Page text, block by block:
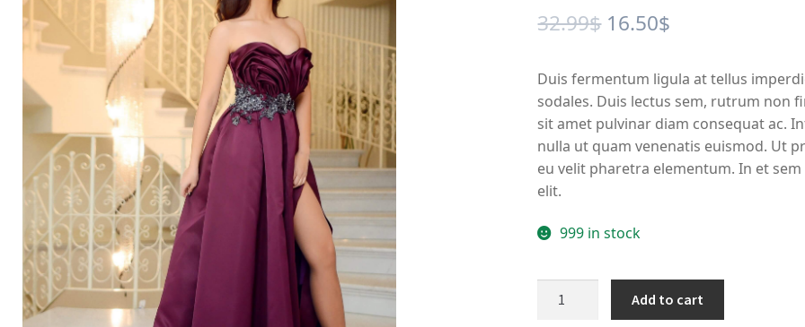
32.99$ Original
was:
32.99$.
16.50$
is:
16.50$.
Duis fermentum ligula at tellus
sodales. Duis lectus sem, rutrum non
sit amet pulvinar diam consequat ac.
nulla ut quam venenatis euismod. Ut
eu velit pharetra elementum. In et
elit.
999 in stock
Add to cart